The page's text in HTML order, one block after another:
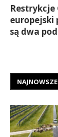
Restrykcje
europejski
są dwa